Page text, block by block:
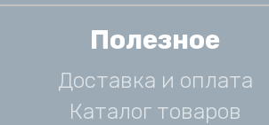
Полезное
Доставка и оплата
Каталог товаров